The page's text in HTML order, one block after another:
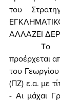
του
ΑΛΛΑΖΕΙ
προέρχεται
του
(ΠΖ) ε.α. με
- Αι μάχαι